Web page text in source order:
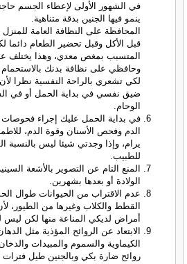
في الشهور الأولى لإعطاء الجسم
ينمو فيها الجنين بدقة متناهية.
المحافظة على النظافة العامة
قبل الأكل وقبل تحضير الطعام دائما
المتسبب بمغص معدي، وهذا يختلف
وحافظي على نظافة بدنك بالاستحمام
لكي تشعري بالراحة النفسية نظرا
ضيق نفسي في بداية الحمل أو في
الوحام.
في بداية الحمل عليك إجراء
الدم وفحص الأسنان وقوة الدم،
يرام، وإذا وجدتي شيئا ليس بالنسبة
للطبيب.
المنع التام عن التصوير بالأشعة
الولادة أو بعدها بشهرين.
عدم الاقتراب من الحيوانات طوال
القطط والكلاب وغيرها من الطيور،
أمراض لديكي المناعة منها لكن ليس
الابتعاد عن الروائح المؤذية مثل
الكيماوية والسموم والمبيدات
روائح ضارة بكي وبالجنين طيل فترات